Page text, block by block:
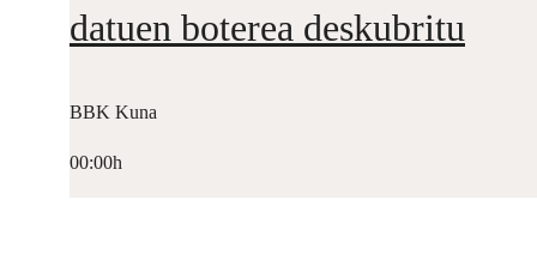
datuen boterea deskubritu
BBK Kuna
00:00h